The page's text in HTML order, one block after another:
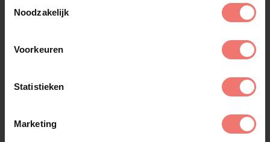
Noodzakelijk
Voorkeuren
Statistieken
Marketing